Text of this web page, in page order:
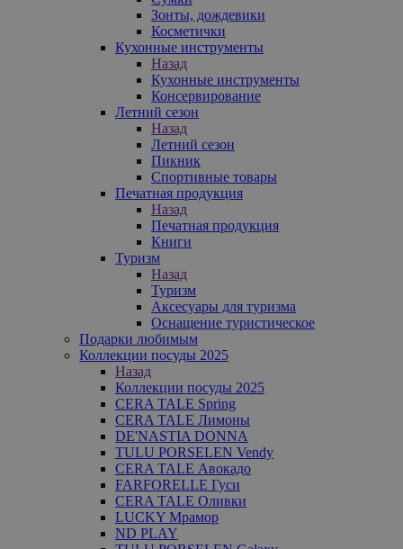
Зонты, дождевики
Косметички
Кухонные инструменты
Назад
Кухонные инструменты
Консервирование
Летний сезон
Назад
Летний сезон
Пикник
Спортивные товары
Печатная продукция
Назад
Печатная продукция
Книги
Туризм
Назад
Туризм
Аксесуары для туризма
Оснащение туристическое
Подарки любимым
Коллекции посуды 2025
Назад
Коллекции посуды 2025
CERA TALE Spring
CERA TALE Лимоны
DE'NASTIA DONNA
TULU PORSELEN Vendy
CERA TALE Авокадо
FARFORELLE Гуси
CERA TALE Оливки
LUCKY Мрамор
ND PLAY